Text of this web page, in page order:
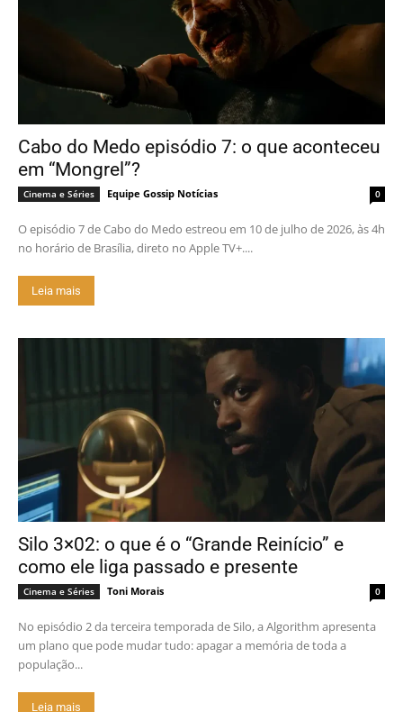
Cabo do Medo episódio 7: o que aconteceu
em “Mongrel”?
Cinema e Séries Equipe Gossip Notícias 0
O episódio 7 de Cabo do Medo estreou em 10 de julho de 2026, às 4h
no horário de Brasília, direto no Apple TV+....
Leia mais
Silo 3×02: o que é o “Grande Reinício” e
como ele liga passado e presente
Cinema e Séries Toni Morais 0
No episódio 2 da terceira temporada de Silo, a Algorithm apresenta
um plano que pode mudar tudo: apagar a memória de toda a
população...
Leia mais